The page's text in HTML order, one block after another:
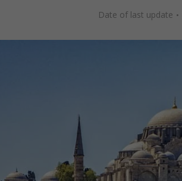
Date of last update